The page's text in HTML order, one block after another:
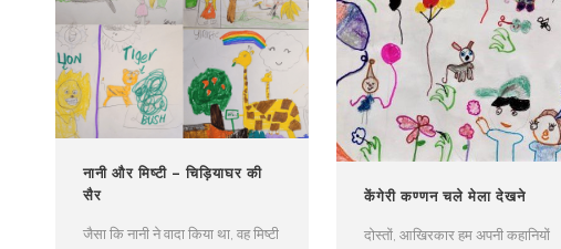
नानी और मिष्टी – चिड़ियाघर की
सैर
जैसा कि नानी ने वादा किया था, वह मिष्टी
केंगेरी कण्णन चले मेला देखने
दोस्तों, आखिरकार हम अपनी कहानियों